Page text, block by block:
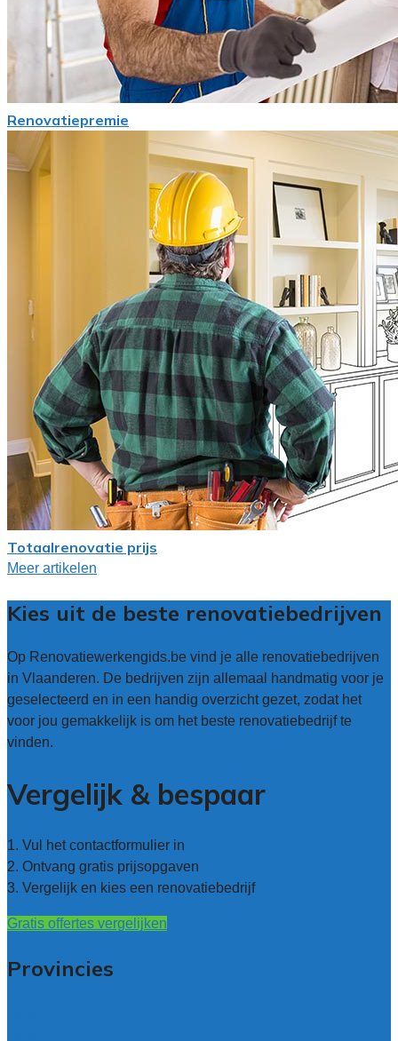
Renovatiepremie
Totaalrenovatie prijs
Meer artikelen
Kies uit de beste renovatiebedrijven
Op Renovatiewerkengids.be vind je alle renovatiebedrijven
in Vlaanderen. De bedrijven zijn allemaal handmatig voor je
geselecteerd en in een handig overzicht gezet, zodat het
voor jou gemakkelijk is om het beste renovatiebedrijf te
vinden.
Vergelijk & bespaar
1. Vul het contactformulier in
2. Ontvang gratis prijsopgaven
3. Vergelijk en kies een renovatiebedrijf
Gratis offertes vergelijken
Provincies